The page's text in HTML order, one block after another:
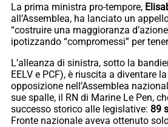
La prima ministra pro-tempore,
all’Assemblea, ha lanciato un
“costruire una maggioranza
ipotizzando “compromessi” per
L’alleanza di sinistra, sotto la
EELV e PCF), è riuscita a diventare
opposizione nell’Assemblea
sue spalle, il RN di Marine Le Pen,
successo storico alle legislative: 89
Fronte nazionale aveva ottenuto